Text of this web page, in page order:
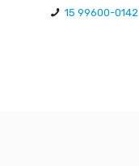
15 99600-0142